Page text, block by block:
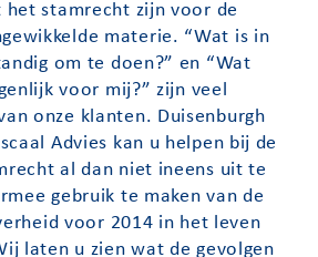
het stamrecht zijn voor de
materie. “Wat is in
om te doen?” en “Wat
voor mij?” zijn veel
onze klanten. Duisenburgh
Advies kan u helpen bij de
al dan niet ineens uit te
gebruik te maken van de
voor 2014 in het leven
laten u zien wat de gevolgen